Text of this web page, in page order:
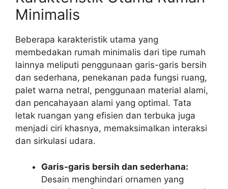
Minimalis
Beberapa karakteristik utama yang
membedakan rumah minimalis dari tipe rumah
lainnya meliputi penggunaan garis-garis bersih
dan sederhana, penekanan pada fungsi ruang,
palet warna netral, penggunaan material alami,
dan pencahayaan alami yang optimal. Tata
letak ruangan yang efisien dan terbuka juga
menjadi ciri khasnya, memaksimalkan interaksi
dan sirkulasi udara.
Garis-garis bersih dan sederhana:
Desain menghindari ornamen yang